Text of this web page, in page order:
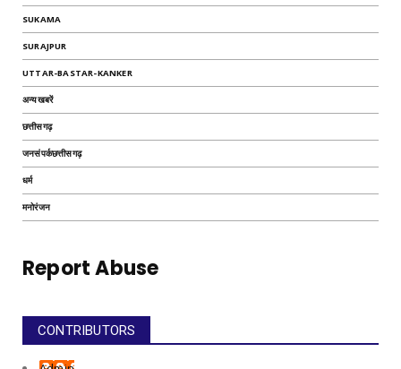
SUKAMA
SURAJPUR
UTTAR-BASTAR-KANKER
अन्यखबरें
छत्तीसगढ़
जनसंपर्कछत्तीसगढ़
धर्म
मनोरंजन
Report Abuse
CONTRIBUTORS